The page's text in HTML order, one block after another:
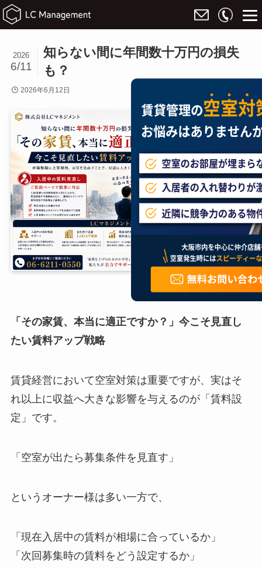
知らない間に年間数十万円の損失
も？
2026
6/11
2026年6月12日
「その家賃、本当に適正ですか？」今こそ見直し
たい賃料アップ戦略
賃貸経営において空室対策は重要ですが、実はそ
れ以上に収益へ大きな影響を与えるのが「賃料設
定」です。
「空室が出たら募集条件を見直す」
というオーナー様は多い一方で、
「現在入居中の賃料が相場に合っているか」
「次回募集時の賃料をどう設定するか」